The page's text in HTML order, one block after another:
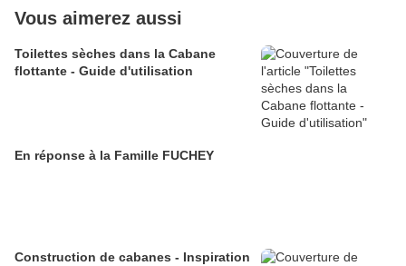
Vous aimerez aussi
Toilettes sèches dans la Cabane
flottante - Guide d'utilisation
En réponse à la Famille FUCHEY
Construction de cabanes - Inspiration